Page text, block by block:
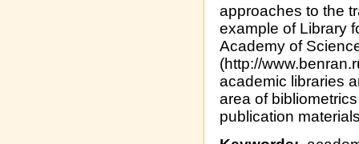
approaches to the
example of Library
Academy of
(http://
academic libraries
area of
publication